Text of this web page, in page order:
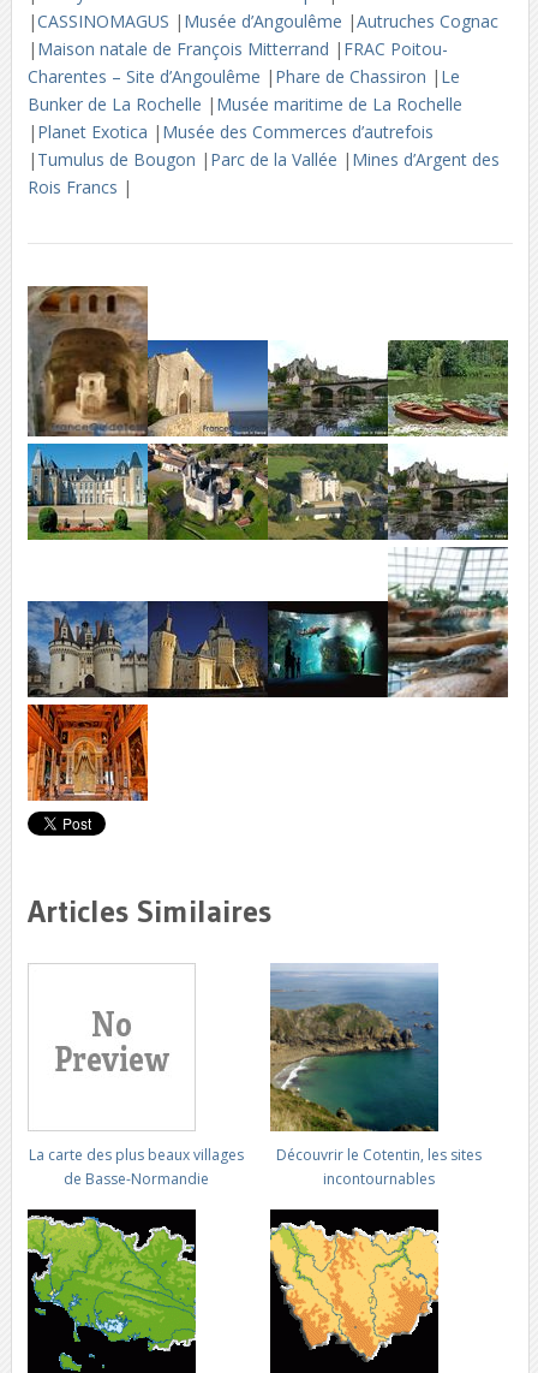
|CASSINOMAGUS | Musée d’Angoulême |Autruches Cognac
| Maison natale de François Mitterrand | FRAC Poitou-
Charentes – Site d’Angoulême | Phare de Chassiron | Le
Bunker de La Rochelle | Musée maritime de La Rochelle
| Planet Exotica | Musée des Commerces d’autrefois
| Tumulus de Bougon | Parc de la Vallée | Mines d’Argent des
Rois Francs |
Articles Similaires
La carte des plus beaux villages
de Basse-Normandie
Découvrir le Cotentin, les sites
incontournables